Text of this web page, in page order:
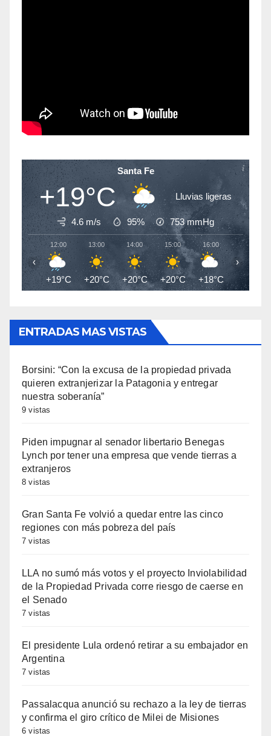
Santa Fe
+19°C Lluvias ligeras
4.6 m/s 95% 753mmHg
12:00
+19°C
13:00
+20°C
14:00
+20°C
15:00
+20°C
16:00
+18°C
17:00
+15°C
‹ ›
ENTRADAS MAS VISTAS
Borsini: “Con la excusa de la propiedad privada
quieren extranjerizar la Patagonia y entregar
nuestra soberanía”
9 vistas
Piden impugnar al senador libertario Benegas
Lynch por tener una empresa que vende tierras a
extranjeros
8 vistas
Gran Santa Fe volvió a quedar entre las cinco
regiones con más pobreza del país
7 vistas
LLA no sumó más votos y el proyecto Inviolabilidad
de la Propiedad Privada corre riesgo de caerse en
el Senado
7 vistas
El presidente Lula ordenó retirar a su embajador en
Argentina
7 vistas
Passalacqua anunció su rechazo a la ley de tierras
y confirma el giro crítico de Milei de Misiones
6 vistas